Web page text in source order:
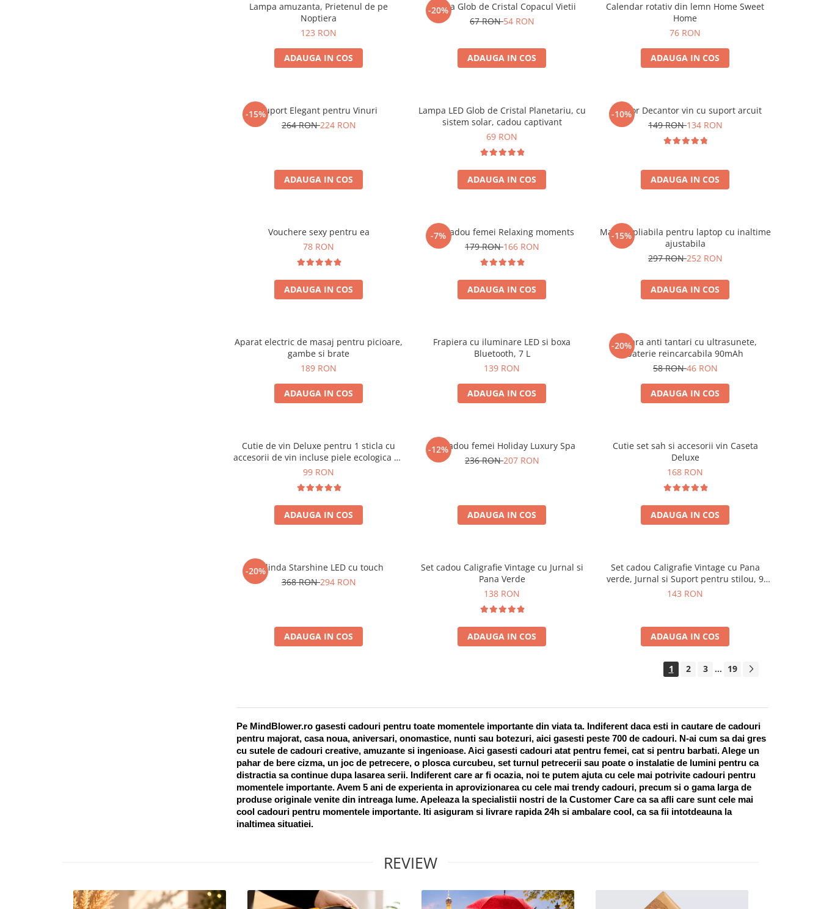
Lampa amuzanta, Prietenul de pe
Noptiera
123 RON
ADAUGA IN COS
-20%
Lampa Glob de Cristal Copacul Vietii
67 RON54 RON
ADAUGA IN COS
Calendar rotativ din lemn Home Sweet
Home
76 RON
ADAUGA IN COS
-15%Suport Elegant pentru Vinuri
264 RON224 RON
ADAUGA IN COS
Lampa LED Glob de Cristal Planetariu, cu
sistem solar, cadou captivant
69 RON
ADAUGA IN COS
-10%
Aerator Decantor vin cu suport arcuit
149 RON134 RON
ADAUGA IN COS
Vouchere sexy pentru ea
78 RON
ADAUGA IN COS
-7%
Set cadou femei Relaxing moments
179 RON166 RON
ADAUGA IN COS
-15%
Masuta pliabila pentru laptop cu inaltime
ajustabila
297 RON252 RON
ADAUGA IN COS
Aparat electric de masaj pentru picioare,
gambe si brate
189 RON
ADAUGA IN COS
Frapiera cu iluminare LED si boxa
Bluetooth, 7 L
139 RON
ADAUGA IN COS
-20%
Bratara anti tantari cu ultrasunete,
baterie reincarcabila 90mAh
58 RON46 RON
ADAUGA IN COS
Cutie de vin Deluxe pentru 1 sticla cu
accesorii de vin incluse piele ecologica de
crocodil
99 RON
ADAUGA IN COS
-12%
Set cadou femei Holiday Luxury Spa
236 RON207 RON
ADAUGA IN COS
Cutie set sah si accesorii vin Caseta
Deluxe
168 RON
ADAUGA IN COS
-20%
Oglinda Starshine LED cu touch
368 RON294 RON
ADAUGA IN COS
Set cadou Caligrafie Vintage cu Jurnal si
Pana Verde
138 RON
ADAUGA IN COS
Set cadou Caligrafie Vintage cu Pana
verde, Jurnal si Suport pentru stilou, 9
piese
143 RON
ADAUGA IN COS
1 2 3 ... 19
Pe MindBlower.ro gasesti cadouri pentru toate momentele importante din viata ta. Indiferent daca esti in cautare de cadouri
pentru majorat, casa noua, aniversari, onomastice, nunti sau botezuri, aici gasesti peste 700 de cadouri. N-ai cum sa dai gres
cu sutele de cadouri creative, amuzante si ingenioase. Aici gasesti cadouri atat pentru femei, cat si pentru barbati. Alege un
pahar de bere cizma, un joc de petrecere, o plosca curcubeu, set turnul petrecerii sau poate o instalatie de lumini pentru ca
distractia sa continue dupa lasarea serii. Indiferent care ar fi ocazia, noi te putem ajuta cu cele mai potrivite cadouri pentru
momentele importante. Avem 5 ani de experienta in aprovizionarea cu cele mai trendy cadouri, precum si o gama larga de
produse originale venite din intreaga lume. Apeleaza la specialistii nostri de la Customer Care ca sa afli care sunt cele mai
cool cadouri pentru momentele importante. Iti asiguram si livrare rapida 24h si ambalare cool, ca sa fii intotdeauna la
inaltimea situatiei.
REVIEW